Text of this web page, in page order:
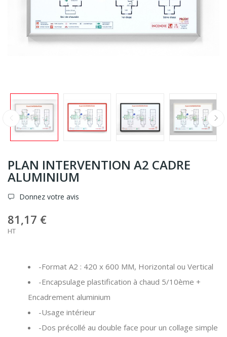
PLAN INTERVENTION A2 CADRE
ALUMINIUM
Donnez votre avis
81,17 €
HT
-Format A2 : 420 x 600 MM, Horizontal ou Vertical
-Encapsulage plastification à chaud 5/10ème +
Encadrement aluminium
-Usage intérieur
-Dos précollé au double face pour un collage simple